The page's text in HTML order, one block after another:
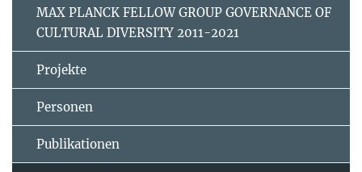
MAX PLANCK FELLOW GROUP GOVERNANCE OF
CULTURAL DIVERSITY 2011-2021
Projekte
Personen
Publikationen